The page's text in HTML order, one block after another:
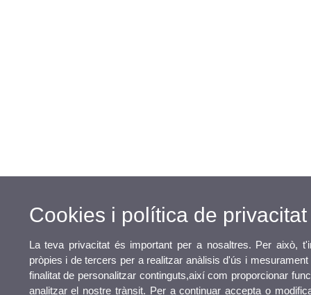
Cookies i política de privacitat
La teva privacitat és important per a nosaltres. Per això,
pròpies i de tercers per a realitzar anàlisis d'ús i
finalitat de personalitzar continguts,així com proporcionar
analitzar el nostre trànsit. Per a continuar accepta o